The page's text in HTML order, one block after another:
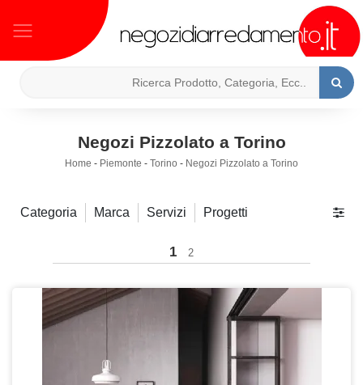
Negozi Pizzolato a Torino
Home - Piemonte - Torino - Negozi Pizzolato a Torino
Categoria Marca Servizi Progetti
1 2